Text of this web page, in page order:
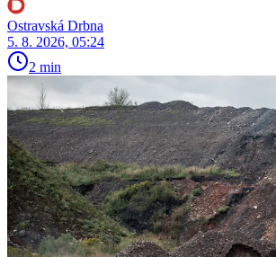
Ostravská Drbna
5. 8. 2026, 05:24
2 min